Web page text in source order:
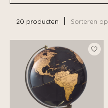
20 producten Sorteren op